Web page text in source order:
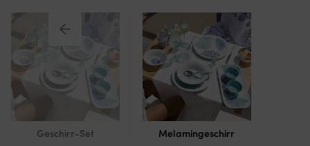
Geschirr-Set Melamingeschirr